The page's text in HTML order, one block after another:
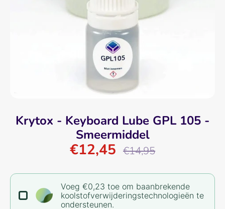
Krytox - Keyboard Lube GPL 105 -
Smeermiddel
€12,45
Normale
prijs
€14,95
Voeg €0,23 toe om baanbrekende
koolstofverwijderingstechnologieën te
ondersteunen.